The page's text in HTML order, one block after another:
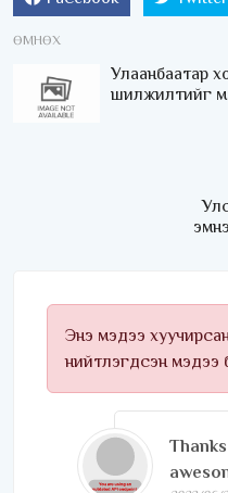
ӨМНӨХ
Улаанбаатар
шилжилтийг
Энэ мэдээ
нийтлэгдсэн мэдээ